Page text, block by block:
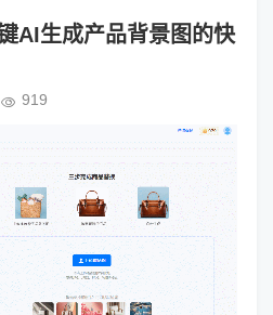
AI生成产品背景图的快
919